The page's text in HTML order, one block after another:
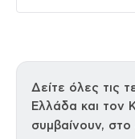
Δείτε όλες τις
Ελλάδα και τον
συμβαίνουν, στο